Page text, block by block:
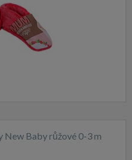
New Baby růžové 0-3 m